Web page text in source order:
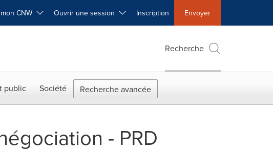
mon CNW Ouvrir une session Inscription Envoyer
Recherche
public Société Recherche avancée
- PRD